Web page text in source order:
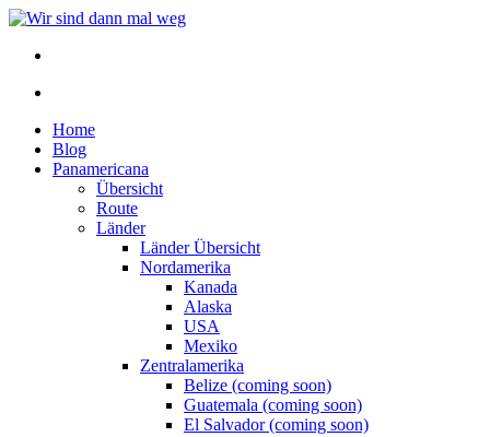
Home
Blog
Panamericana
Übersicht
Route
Länder
Länder Übersicht
Nordamerika
Kanada
Alaska
USA
Mexiko
Zentralamerika
Belize (coming soon)
Guatemala (coming soon)
El Salvador (coming soon)